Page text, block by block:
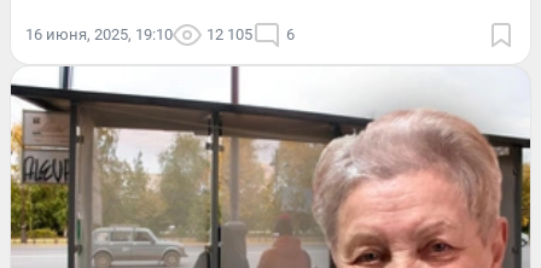
16 июня, 2025, 19:10 12 105 6